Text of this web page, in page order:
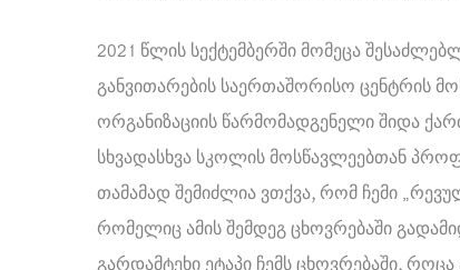
2021 წლის სექტემბერში მომეცა
განვითარების საერთაშორისო ცენტრის
ორგანიზაციის წარმომადგენელი შიდა
სხვადასხვა სკოლის მოსწავლეებთან
თამამად შემიძლია ვთქვა, რომ ჩემი
რომელიც ამის შემდეგ ცხოვრებაში
გარდამტეხი ეტაპი ჩემს ცხოვრებაში,